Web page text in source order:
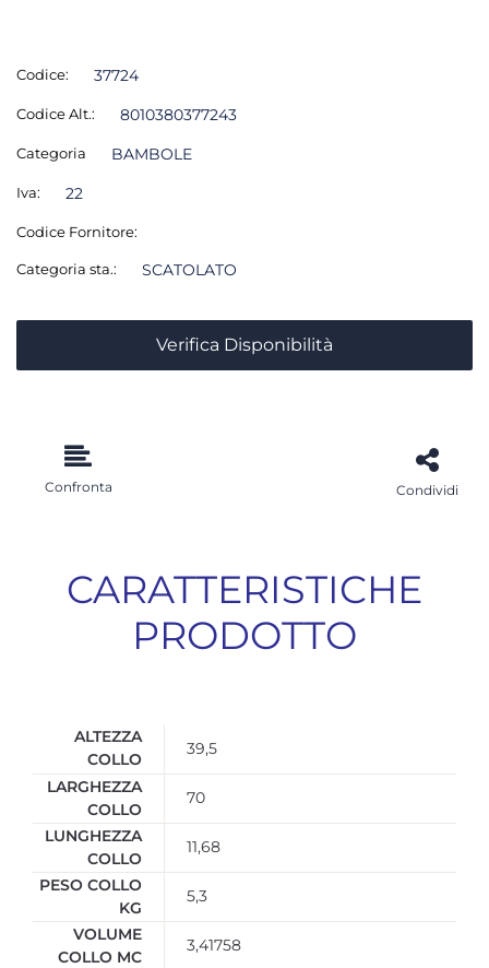
Codice: 37724
Codice Alt.: 8010380377243
Categoria BAMBOLE
Iva: 22
Codice Fornitore:
Categoria sta.: SCATOLATO
Verifica Disponibilità
Confronta Condividi
CARATTERISTICHE
PRODOTTO
ALTEZZA
COLLO
39,5
LARGHEZZA
COLLO
70
LUNGHEZZA
COLLO
11,68
PESO COLLO
KG
5,3
VOLUME
COLLO MC
3,41758